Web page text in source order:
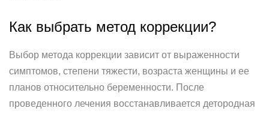
Как выбрать метод коррекции?
Выбор метода коррекции зависит от выраженности
симптомов, степени тяжести, возраста женщины и ее
планов относительно беременности. После
проведенного лечения восстанавливается детородная